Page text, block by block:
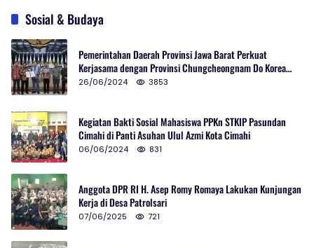
Sosial & Budaya
Pemerintahan Daerah Provinsi Jawa Barat Perkuat
Kerjasama dengan Provinsi Chungcheongnam Do Korea
Selatan
26/06/2024 3853
Kegiatan Bakti Sosial Mahasiswa PPKn STKIP Pasundan
Cimahi di Panti Asuhan Ulul Azmi Kota Cimahi
06/06/2024 831
Anggota DPR RI H. Asep Romy Romaya Lakukan Kunjungan
Kerja di Desa Patrolsari
07/06/2025 721